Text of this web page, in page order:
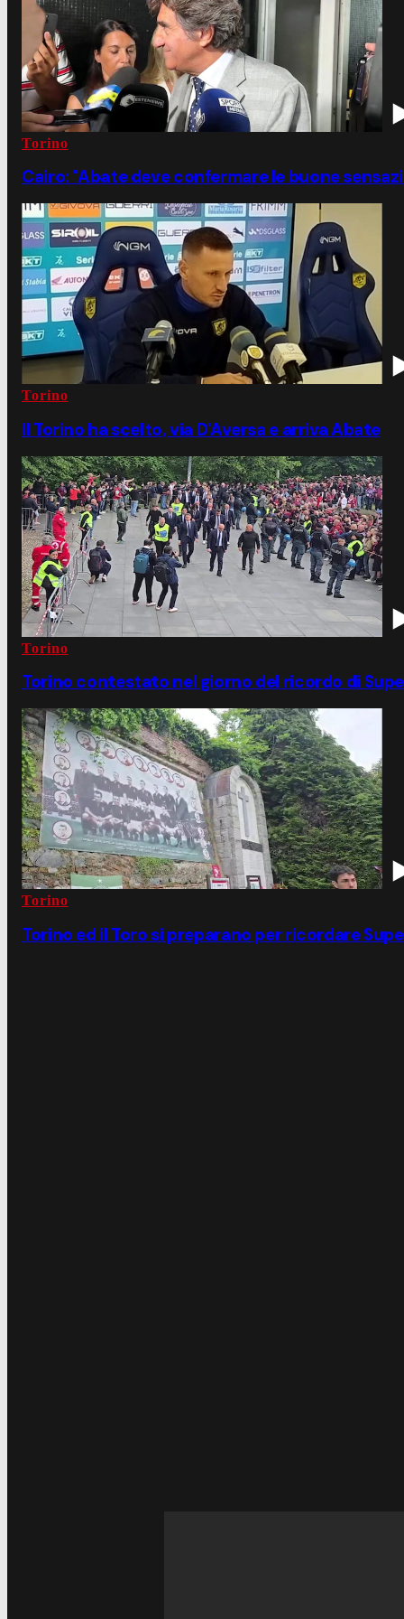
Torino
Cairo: "Abate deve confermare le buone
Torino
Il Torino ha scelto, via D'Aversa e arriva Abate
Torino
Torino contestato nel giorno del ricordo di
Torino
Torino ed il Toro si preparano per ricordare